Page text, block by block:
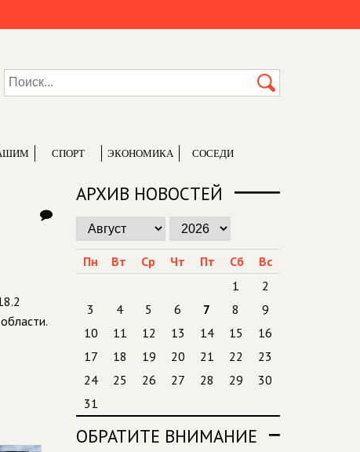
СПОРТ ЭКОНОМИКА СОСЕДИ
АРХИВ НОВОСТЕЙ
Пн Вт Ср Чт Пт Сб
Вс
1
2
3
4 5 6 7 8
9
10
11 12 13 14 15
16
17
18 19 20 21 22
23
24
25 26 27 28 29
30
31
ОБРАТИТЕ ВНИМАНИЕ